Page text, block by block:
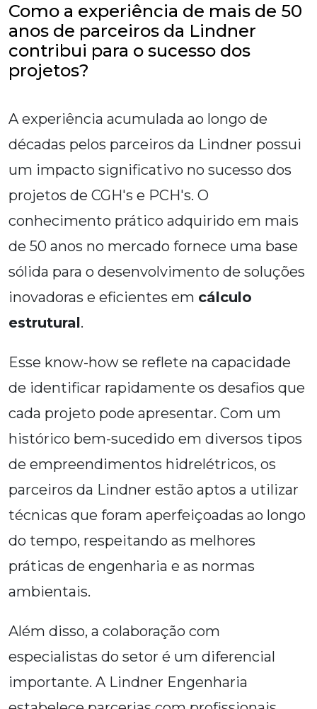
Como a experiência de mais de 50
anos de parceiros da Lindner
contribui para o sucesso dos
projetos?
A experiência acumulada ao longo de
décadas pelos parceiros da Lindner possui
um impacto significativo no sucesso dos
projetos de CGH's e PCH's. O
conhecimento prático adquirido em mais
de 50 anos no mercado fornece uma base
sólida para o desenvolvimento de soluções
inovadoras e eficientes em cálculo
estrutural.
Esse know-how se reflete na capacidade
de identificar rapidamente os desafios que
cada projeto pode apresentar. Com um
histórico bem-sucedido em diversos tipos
de empreendimentos hidrelétricos, os
parceiros da Lindner estão aptos a utilizar
técnicas que foram aperfeiçoadas ao longo
do tempo, respeitando as melhores
práticas de engenharia e as normas
ambientais.
Além disso, a colaboração com
especialistas do setor é um diferencial
importante. A Lindner Engenharia